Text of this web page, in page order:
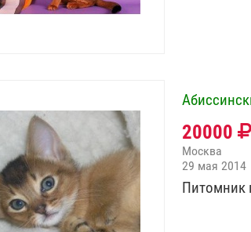
20000
Москва
29 мая 2014
Питомник